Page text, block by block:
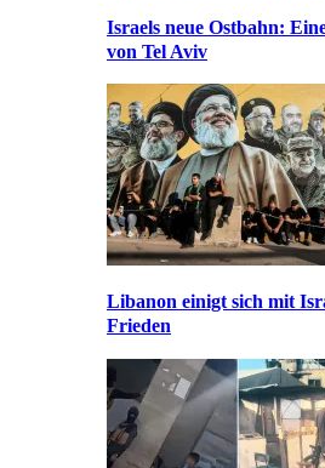
Israels neue Ostbahn:
von Tel Aviv
Libanon einigt sich mit
Frieden